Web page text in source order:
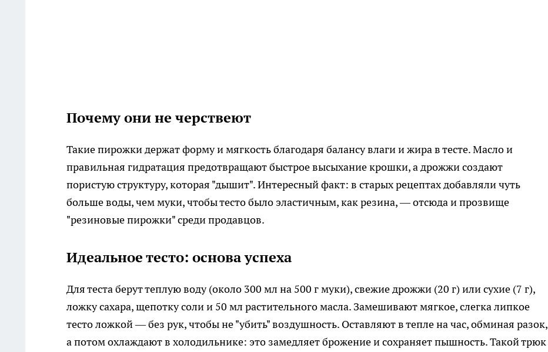
Почему они не черствеют
Такие пирожки держат форму и мягкость благодаря балансу влаги и жира в тесте. Масло и
правильная гидратация предотвращают быстрое высыхание крошки, а дрожжи создают
пористую структуру, которая "дышит". Интересный факт: в старых рецептах добавляли чуть
больше воды, чем муки, чтобы тесто было эластичным, как резина, — отсюда и прозвище
"резиновые пирожки" среди продавцов.
Идеальное тесто: основа успеха
Для теста берут теплую воду (около 300 мл на 500 г муки), свежие дрожжи (20 г) или сухие (7 г),
ложку сахара, щепотку соли и 50 мл растительного масла. Замешивают мягкое, слегка липкое
тесто ложкой — без рук, чтобы не "убить" воздушность. Оставляют в тепле на час, обминая разок,
а потом охлаждают в холодильнике: это замедляет брожение и сохраняет пышность. Такой трюк